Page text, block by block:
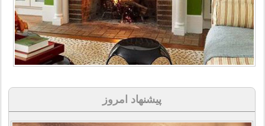
پیشنهاد امروز